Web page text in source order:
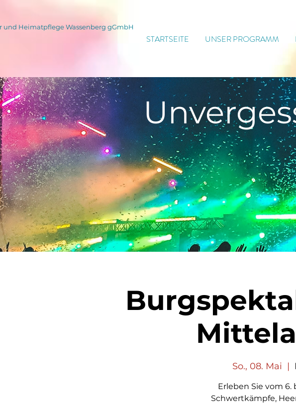
und Heimatpflege Wassenberg gGmbH
STARTSEITE UNSER PROGRAMM
So., 08. Mai
  |
Erleben Sie vom 6.
Schwertkämpfe,